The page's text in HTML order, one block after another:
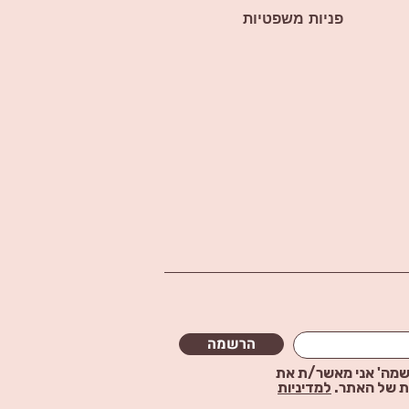
פניות משפטיות
הרשמה
אני מאשר/ת את
של האתר. למדיניות